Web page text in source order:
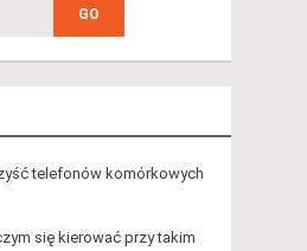
telefonów komórkowych
się kierować przy takim